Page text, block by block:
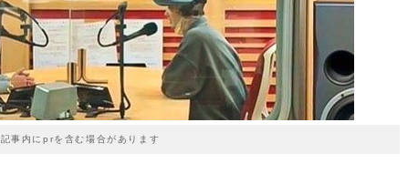
記事内にprを含む場合があります